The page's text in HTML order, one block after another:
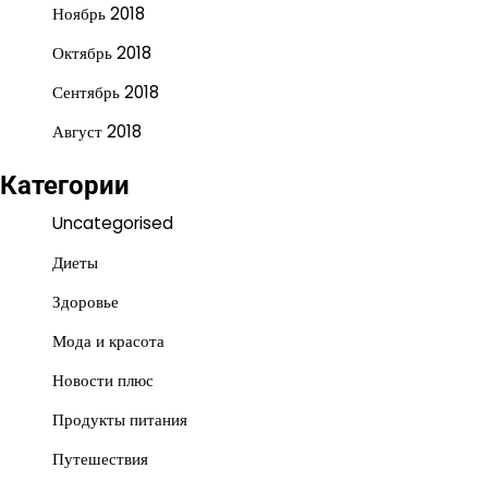
Ноябрь 2018
Октябрь 2018
Сентябрь 2018
Август 2018
Категории
Uncategorised
Диеты
Здоровье
Мода и красота
Новости плюс
Продукты питания
Путешествия